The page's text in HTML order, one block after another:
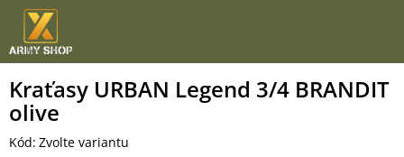
Přejít
obsah
Kraťasy URBAN Legend 3/4 BRANDIT
olive
Kód: Zvolte variantu